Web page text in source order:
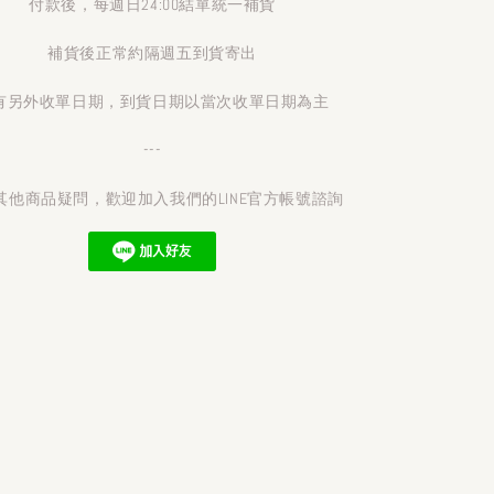
付款後，每週日24:00結單統一補貨
補貨後正常約隔週五到貨寄出
另外收單日期，到貨日期以當次收單日期為主
---
他商品疑問，歡迎加入我們的LINE官方帳號諮詢